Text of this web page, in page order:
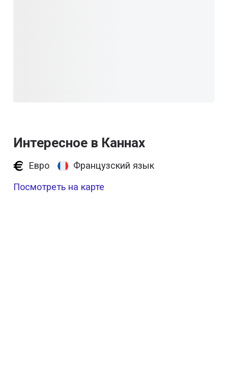
Интересное в Каннах
Евро
Французский язык
Посмотреть на карте